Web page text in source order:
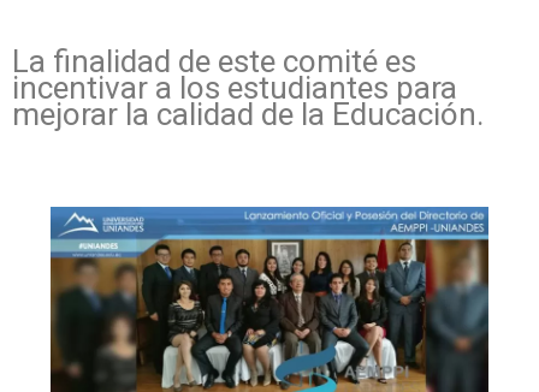
La finalidad de este comité es
incentivar a los estudiantes para
mejorar la calidad de la Educación.